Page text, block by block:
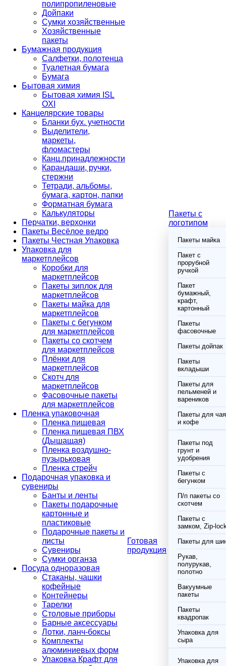
полипропиленовые
Дойпаки
Сумки хозяйственные
Хозяйственные
пакеты
Бумажная продукция
Салфетки, полотенца
Туалетная бумага
Бумага
Бытовая химия
Бытовая химия ISL
OXI
Канцелярские товары
Бланки бух. учетности
Выделители,
маркеты,
фломастеры
Канц.принадлежности
Карандаши, ручки,
стержни
Тетради, альбомы,
бумага, картон, папки
Форматная бумага
Калькуляторы
Перчатки, верхонки
Пакеты Весёлое ведро
Пакеты Честная Упаковка
Упаковка для
маркетплейсов
Коробки для
маркетплейсов
Пакеты зиплок для
маркетплейсов
Пакеты майка для
маркетплейсов
Пакеты с бегунком
для маркетплейсов
Пакеты со скотчем
для маркетплейсов
Плёнки для
маркетплейсов
Скотч для
маркетплейсов
Фасовочные пакеты
для маркетплейсов
Пленка упаковочная
Пленка пищевая
Пленка пищевая ПВХ
(Дышащая)
Пленка воздушно-
пузырьковая
Пленка стрейч
Подарочная упаковка и
сувениры
Банты и ленты
Пакеты подарочные
картонные и
пластиковые
Подарочные пакеты и
листы
Сувениры
Сумки органза
Посуда одноразовая
Стаканы, чашки
кофейные
Контейнеры
Тарелки
Столовые приборы
Барные аксессуары
Лотки, ланч-боксы
Комплекты
алюминиевых форм
Упаковка Крафт для
Готовая
продукция
Пакеты с
логотипом
Пакеты майка
Пакет с
прорубной
ручкой
Пакет
бумажный,
крафт,
картонный
Пакеты
фасовочные
Пакеты дойпак
Пакеты
вкладыши
Пакеты для
пельменей и
вареников
Пакеты для чая
и кофе
Пакеты под
грунт и
удобрения
Пакеты с
бегунком
П/п пакеты со
скотчем
Пакеты с
замком, Zip-
Пакеты для
Рукав,
полурукав,
полотно
Вакуумные
пакеты
Пакеты
квадропак
Упаковка для
сыра
Упаковка для